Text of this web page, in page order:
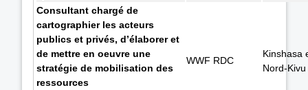
Consultant chargé de
cartographier les acteurs
publics et privés, d’élaborer et
de mettre en oeuvre une
stratégie de mobilisation des
ressources
WWF RDC
Kinshasa
Nord-Kivu